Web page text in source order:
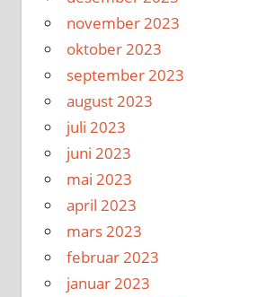
november 2023
oktober 2023
september 2023
august 2023
juli 2023
juni 2023
mai 2023
april 2023
mars 2023
februar 2023
januar 2023